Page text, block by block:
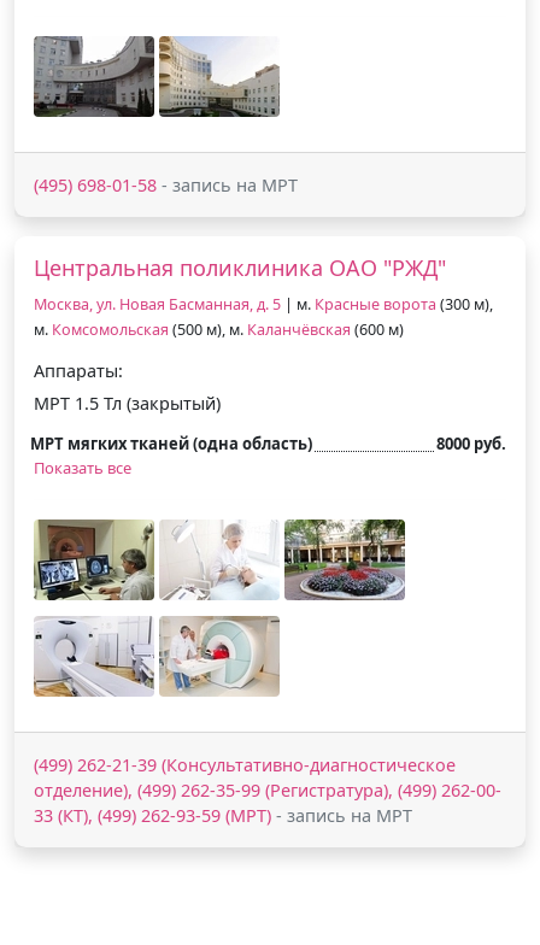
(495) 698-01-58 - запись на МРТ
Центральная поликлиника ОАО "РЖД"
Москва, ул. Новая Басманная, д. 5 | м. Красные ворота (300 м),
м. Комсомольская (500 м), м. Каланчёвская (600 м)
Аппараты:
МРТ 1.5 Тл (закрытый)
МРТ мягких тканей (одна область)
8000 руб.
Показать все
(499) 262-21-39 (Консультативно-диагностическое
отделение), (499) 262-35-99 (Регистратура), (499) 262-00-
33 (КТ), (499) 262-93-59 (МРТ) - запись на МРТ